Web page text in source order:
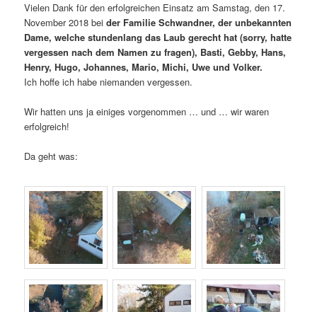
Vielen Dank für den erfolgreichen Einsatz am Samstag, den 17.
November 2018 beider Familie Schwandner, der unbekannten
Dame, welche stundenlang das Laub gerecht hat (sorry, hatte
vergessen nach dem Namen zu fragen), Basti, Gebby, Hans,
Henry, Hugo, Johannes, Mario, Michi, Uwe und Volker.
Ich hoffe ich habe niemanden vergessen.
Wir hatten uns ja einiges vorgenommen … und … wir waren
erfolgreich!
Da geht was: